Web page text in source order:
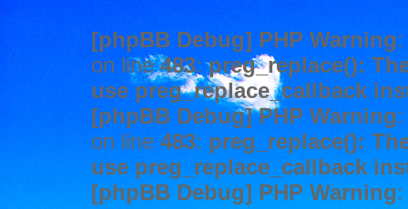
[phpBB Debug] PHP Warning
on line483:preg_replace():
use preg_replace_callback
[phpBB Debug] PHP Warning
on line 483: preg_replace():
use preg_replace_callback
[phpBB Debug] PHP Warning